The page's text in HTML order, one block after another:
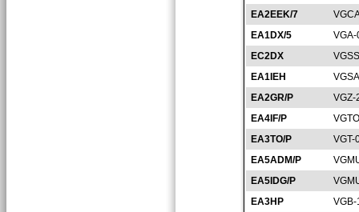
EA2EEK/7
EA1DX/5
EC2DX
EA1IEH
EA2GR/P
VGZ-
EA4IF/P
EA3TO/P
VGT-
EA5ADM/P
EA5IDG/P
EA3HP